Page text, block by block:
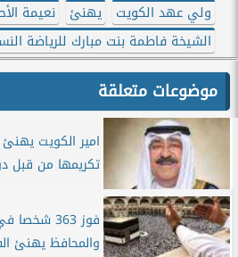
ولي عهد الكويت يهنئ
نعيمة
الشيخة فاطمة بنت مبارك للرياضة
موضوعات متعلقة
امير الكويت
تكريمها من قبل
فوز 363
والمحافظ يهنئ